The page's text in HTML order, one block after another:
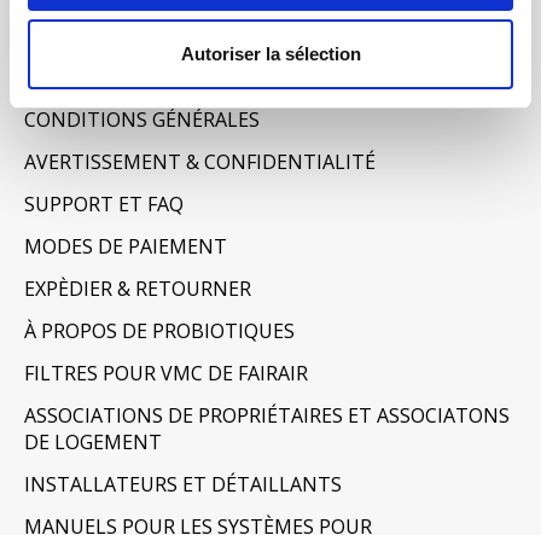
Autoriser la sélection
CONDITIONS GÉNÉRALES
AVERTISSEMENT & CONFIDENTIALITÉ
SUPPORT ET FAQ
MODES DE PAIEMENT
EXPÈDIER & RETOURNER
À PROPOS DE PROBIOTIQUES
FILTRES POUR VMC DE FAIRAIR
ASSOCIATIONS DE PROPRIÉTAIRES ET ASSOCIATONS
DE LOGEMENT
INSTALLATEURS ET DÉTAILLANTS
MANUELS POUR LES SYSTÈMES POUR